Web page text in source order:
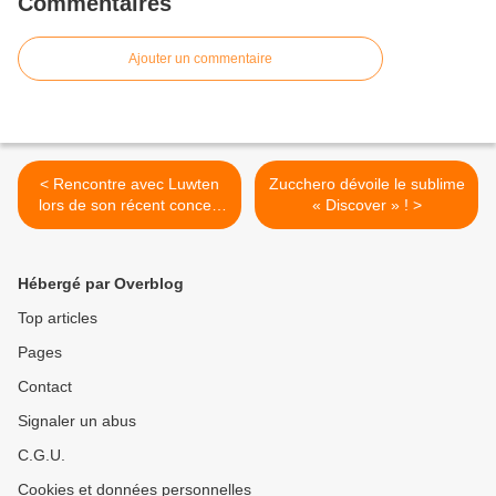
Ajouter un commentaire
< Rencontre avec Luwten
lors de son récent concert
au Pop-Up du Label !
Zucchero dévoile le sublime
« Discover » ! >
Hébergé par Overblog
Top articles
Pages
Contact
Signaler un abus
C.G.U.
Cookies et données personnelles